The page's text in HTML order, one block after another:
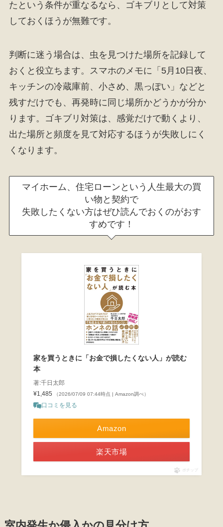
たという条件が重なるなら、ゴキブリとして対策
しておくほうが無難です。
判断に迷う場合は、虫を見つけた場所を記録して
おくと役立ちます。スマホのメモに「5月10日夜、
キッチンの冷蔵庫前、小さめ、黒っぽい」などと
残すだけでも、再発時に同じ場所かどうかが分か
ります。ゴキブリ対策は、感覚だけで動くより、
出た場所と頻度を見て対応するほうが失敗しにく
くなります。
マイホーム、住宅ローンという人生最大の買
い物と契約で
失敗したくない方はぜひ読んでおくのがおす
すめです！
家を買うときに「お金で損したくない人」が読む
本
著:千日太郎
¥1,485
（2026/07/09 07:44時点 | Amazon調べ）
口コミを見る
Amazon
楽天市場
ポチップ